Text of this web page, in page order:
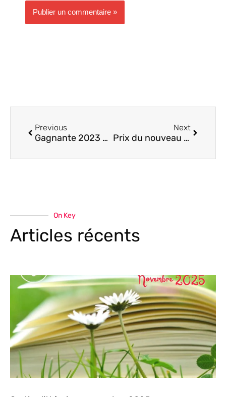
Previous
Gagnante 2023 Calendrier de l’avent
Next
Prix du nouveau romancier 2024
On Key
Articles récents